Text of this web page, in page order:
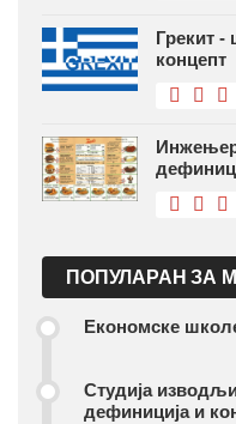
Грекит -
концепт
ПОПУЛАРАН ЗА
Економске
Студија
дефиниција и